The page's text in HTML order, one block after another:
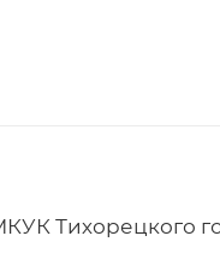
Тихорецкого